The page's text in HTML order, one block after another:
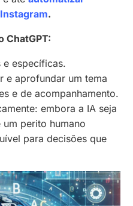
Instagram.
ChatGPT:
e específicas.
e aprofundar um tema
e de acompanhamento.
embora a IA seja
perito humano
para decisões que